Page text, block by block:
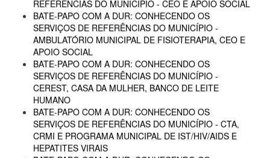
REFERÊNCIAS DO MUNICÍPIO - CEO E APOIO SOCIAL
BATE-PAPO COM A DUR: CONHECENDO OS
SERVIÇOS DE REFERÊNCIAS DO MUNICÍPIO -
AMBULATÓRIO MUNICIPAL DE FISIOTERAPIA, CEO E
APOIO SOCIAL
BATE-PAPO COM A DUR: CONHECENDO OS
SERVIÇOS DE REFERÊNCIAS DO MUNICÍPIO -
CEREST, CASA DA MULHER, BANCO DE LEITE
HUMANO
BATE-PAPO COM A DUR: CONHECENDO OS
SERVIÇOS DE REFERÊNCIAS DO MUNICÍPIO - CTA,
CRMI E PROGRAMA MUNICIPAL DE IST/HIV/AIDS E
HEPATITES VIRAIS